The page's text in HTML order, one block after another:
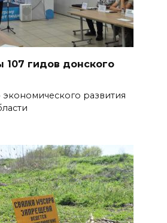
107 гидов донского
развития